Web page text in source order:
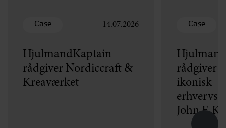
Case 14.07.2026
HjulmandKaptain
rådgiver Nordiccraft &
Kreaværket
Case
rådgiver
ikonisk
John F.